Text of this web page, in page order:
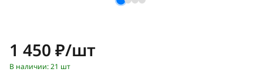
Цена:
1 450 ₽/шт
В наличии: 21 шт